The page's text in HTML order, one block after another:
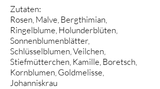
Zutaten:
Rosen, Malve, Bergthimian,
Ringelblume, Holunderblüten,
Sonnenblumenblätter,
Schlüsselblumen, Veilchen,
Stiefmütterchen, Kamille, Boretsch,
Kornblumen, Goldmelisse,
Johanniskrau